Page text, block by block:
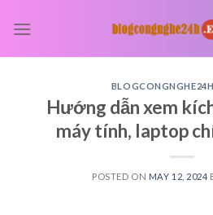
Hướng dẫn xem
máy tính, laptop
POSTED ON MAY 12, 2024